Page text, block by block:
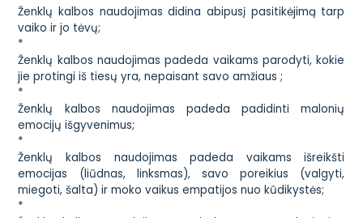
Ženklų kalbos naudojimas didina abipusį pasitikėjimą tarp
vaiko ir jo tėvų;
*
Ženklų kalbos naudojimas padeda vaikams parodyti, kokie
jie protingi iš tiesų yra, nepaisant savo amžiaus ;
*
Ženklų kalbos naudojimas padeda padidinti malonių
emocijų išgyvenimus;
*
Ženklų kalbos naudojimas padeda vaikams išreikšti
emocijas (liūdnas, linksmas), savo poreikius (valgyti,
miegoti, šalta) ir moko vaikus empatijos nuo kūdikystės;
*